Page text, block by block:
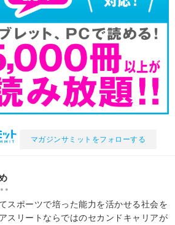
マガジンサミットをフォローする
スポーツで培った能力を活かせる社会を
スリートならではのセカンドキャリアが